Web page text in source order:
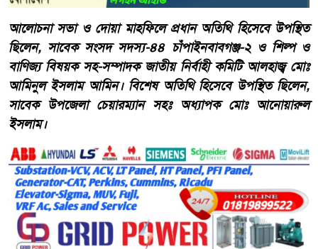
আলোচনা সভা ও দোয়া মাহফিলে প্রধান অতিথি হিসেবে উপস্থিত
ছিলেন, সাবেক সংসদ সদস্য-৪৪ চাঁপাইনবাবগঞ্জ-২ ও শিল্প ও
বাণিজ্য বিষয়ক সহ-সম্পাদক জাতীয় নির্বাহী কমিটি আলহাজ্ব মোঃ
আমিনুল ইসলাম আমিন। বিশেষ অতিথি হিসেবে উপস্থিত ছিলেন,
সাবেক উপজেলা চেয়ারম্যান সহঃ অধ্যাপক মোঃ আনোয়ারুল
ইসলাম।